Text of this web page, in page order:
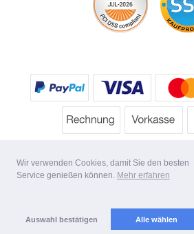
Wir verwenden Cookies, damit Sie den besten
Service genießen können. Mehr erfahren
Auswahl bestätigen Alle wählen
* Alle Preise inkl. MwSt. evtl.
Copyright 2026 by HP's